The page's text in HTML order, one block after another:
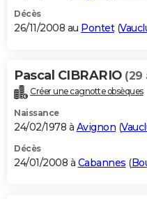
Décès
26/11/2008 au Pontet(
Pascal CIBRARIO (29
Créer une cagnotte obsèques
Naissance
24/02/1978 à Avignon (
Décès
24/01/2008 à Cabannes (